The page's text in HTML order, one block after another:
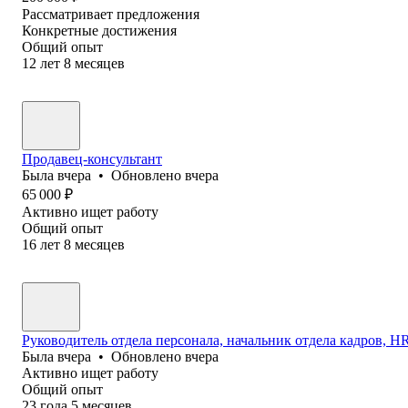
Рассматривает предложения
Конкретные достижения
Общий опыт
12 лет 8 месяцев
Продавец-консультант
Была вчера • Обновлено вчера
65 000 ₽
Активно ищет работу
Общий опыт
16 лет 8 месяцев
Руководитель отдела персонала, начальник отдела кадров,
Была вчера • Обновлено вчера
Активно ищет работу
Общий опыт